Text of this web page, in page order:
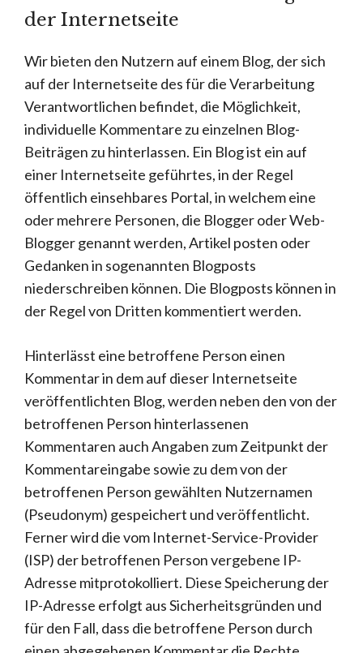
der Internetseite
Wir bieten den Nutzern auf einem Blog, der sich
auf der Internetseite des für die Verarbeitung
Verantwortlichen befindet, die Möglichkeit,
individuelle Kommentare zu einzelnen Blog-
Beiträgen zu hinterlassen. Ein Blog ist ein auf
einer Internetseite geführtes, in der Regel
öffentlich einsehbares Portal, in welchem eine
oder mehrere Personen, die Blogger oder Web-
Blogger genannt werden, Artikel posten oder
Gedanken in sogenannten Blogposts
niederschreiben können. Die Blogposts können in
der Regel von Dritten kommentiert werden.
Hinterlässt eine betroffene Person einen
Kommentar in dem auf dieser Internetseite
veröffentlichten Blog, werden neben den von der
betroffenen Person hinterlassenen
Kommentaren auch Angaben zum Zeitpunkt der
Kommentareingabe sowie zu dem von der
betroffenen Person gewählten Nutzernamen
(Pseudonym) gespeichert und veröffentlicht.
Ferner wird die vom Internet-Service-Provider
(ISP) der betroffenen Person vergebene IP-
Adresse mitprotokolliert. Diese Speicherung der
IP-Adresse erfolgt aus Sicherheitsgründen und
für den Fall, dass die betroffene Person durch